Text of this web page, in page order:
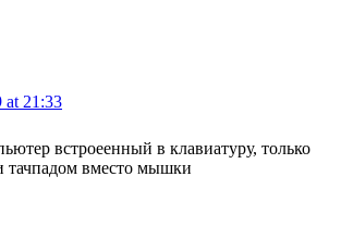
at 21:33
встроеенный в клавиатуру, только
тачпадом вместо мышки